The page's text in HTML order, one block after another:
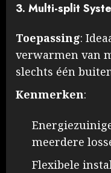
3. Multi-split
Toepassing:
verwarmen van
slechts één
Kenmerken:
meerdere
Flexibele